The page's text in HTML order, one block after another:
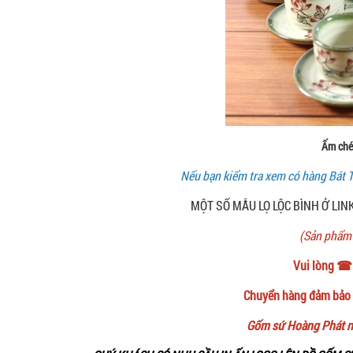
Ấm
Nếu bạn kiểm tra xem có hàng
MỘT SỐ MẪU LỌ LỘC BÌNH Ở
(Sản
Vui lòng ☎
Chuyển hàng đảm
Gốm sứ Hoàng Phát